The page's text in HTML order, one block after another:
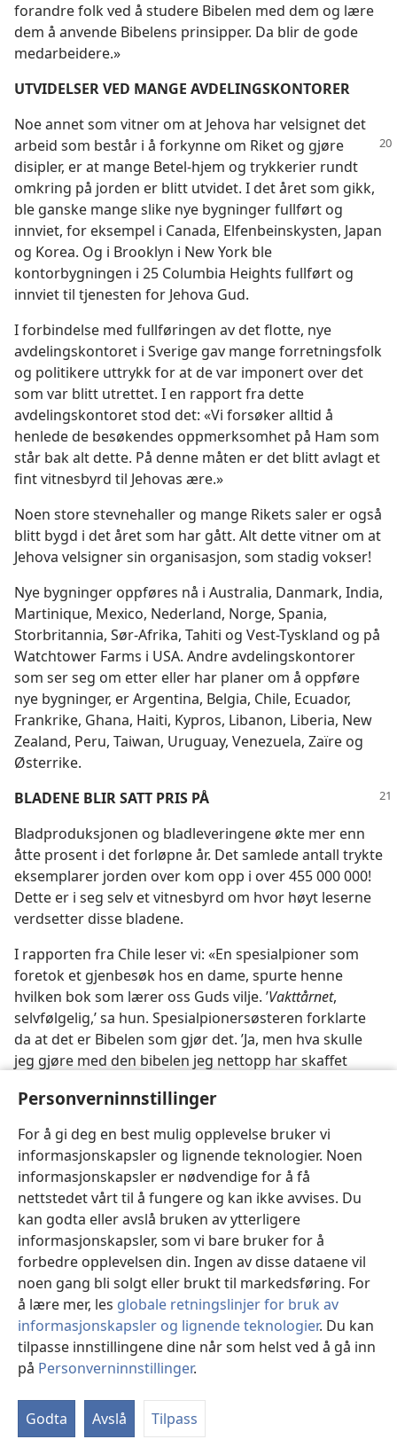
Personverninnstillinger
For å gi deg en best mulig opplevelse bruker vi
informasjonskapsler og lignende teknologier. Noen
informasjonskapsler er nødvendige for å få
nettstedet vårt til å fungere og kan ikke avvises. Du
kan godta eller avslå bruken av ytterligere
informasjonskapsler, som vi bare bruker for å
forbedre opplevelsen din. Ingen av disse dataene vil
noen gang bli solgt eller brukt til markedsføring. For
å lære mer, les globale retningslinjer for bruk av
informasjonskapsler og lignende teknologier. Du kan
tilpasse innstillingene dine når som helst ved å gå inn
på Personverninnstillinger.
Godta Avslå Tilpass
forandre folk ved å studere Bibelen med dem og lære
dem å anvende Bibelens prinsipper. Da blir de gode
medarbeidere.»
UTVIDELSER VED MANGE AVDELINGSKONTORER
Noe annet som vitner om at Jehova har velsignet det
arbeid som består i å forkynne om Riket og gjøre
disipler, er at mange Betel-hjem og trykkerier rundt
omkring på jorden er blitt utvidet. I det året som gikk,
ble ganske mange slike nye bygninger fullført og
innviet, for eksempel i Canada, Elfenbeinskysten, Japan
og Korea. Og i Brooklyn i New York ble
kontorbygningen i 25 Columbia Heights fullført og
innviet til tjenesten for Jehova Gud.
I forbindelse med fullføringen av det flotte, nye
avdelingskontoret i Sverige gav mange forretningsfolk
og politikere uttrykk for at de var imponert over det
som var blitt utrettet. I en rapport fra dette
avdelingskontoret stod det: «Vi forsøker alltid å
henlede de besøkendes oppmerksomhet på Ham som
står bak alt dette. På denne måten er det blitt avlagt et
fint vitnesbyrd til Jehovas ære.»
Noen store stevnehaller og mange Rikets saler er også
blitt bygd i det året som har gått. Alt dette vitner om at
Jehova velsigner sin organisasjon, som stadig vokser!
Nye bygninger oppføres nå i Australia, Danmark, India,
Martinique, Mexico, Nederland, Norge, Spania,
Storbritannia, Sør-Afrika, Tahiti og Vest-Tyskland og på
Watchtower Farms i USA. Andre avdelingskontorer
som ser seg om etter eller har planer om å oppføre
nye bygninger, er Argentina, Belgia, Chile, Ecuador,
Frankrike, Ghana, Haiti, Kypros, Libanon, Liberia, New
Zealand, Peru, Taiwan, Uruguay, Venezuela, Zaïre og
Østerrike.
BLADENE BLIR SATT PRIS PÅ
Bladproduksjonen og bladleveringene økte mer enn
åtte prosent i det forløpne år. Det samlede antall trykte
eksemplarer jorden over kom opp i over 455 000 000!
Dette er i seg selv et vitnesbyrd om hvor høyt leserne
verdsetter disse bladene.
I rapporten fra Chile leser vi: «En spesialpioner som
foretok et gjenbesøk hos en dame, spurte henne
hvilken bok som lærer oss Guds vilje. ’Vakttårnet,
selvfølgelig,’ sa hun. Spesialpionersøsteren forklarte
da at det er Bibelen som gjør det. ’Ja, men hva skulle
jeg gjøre med den bibelen jeg nettopp har skaffet
—Apostlenes gjerninger 8: 31.»
Kvartalsvise utgaver av bladetVåkn opp!utgis nå på 17
forskjellige språk, og det er blitt mottatt med stor
begeistring i mange land. Avdelingskontoret i Libanon
skriver om mottagelsen av en av disse nye kvartalsvise
utgavene: «BladetVåkn opp!har for første gang begynt
å komme ut på arabisk, og de arabisktalende
brødrene setter stor pris på det. . . . [Det er] en sann
kilde til oppmuntring.» Dette uttrykker på en god måte
hvordan mange som nå nyter godt av disse
kvartalsvise utgavene av Våkn opp!på andre språk,
også føler det.
På feltet har det vært stor etterspørsel etter mer
litteratur, og dette har på sin side lagt et ekstra press